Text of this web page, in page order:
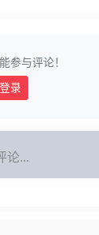
参与评论！
录
论...